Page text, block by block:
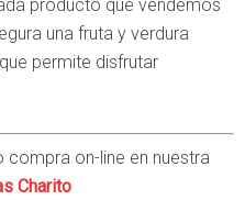
producto que vendemos
una fruta y verdura
permite disfrutar
on-line en nuestra
Charito